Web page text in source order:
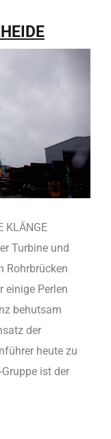
KLÄNGE
Turbine und
Rohrbrücken
einige Perlen
behutsam
der
heute zu
ist der